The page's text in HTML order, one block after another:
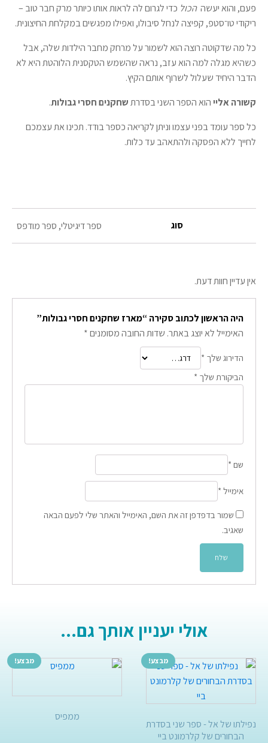
פעם, והוא יעשההכול כדי לגרום לה לראות אותו כיותר מרק חבר טוב –
ריקודי טו־סטפ, קפיצה לנחל סיבולו, ואפילו מפגשים במקלחת החיצונית.
כל מה שדקוטה רוצה הוא לשמור על מרחק מחבר הילדות שלה, אבל
כשהיא מגלה למה הוא עזב, נראה שהשמש הטקסנית הלוהטת היא לא
הדבר היחיד שעלול לשרוף אותם הקיץ.
קשורה אליי הוא הספר השני בסדרתשחקנים חסרי גבולות.
כל ספר עומד בפני עצמו וניתן לקריאה כספר בודד. תכינו את עצמכם
לחייך ללא הפסקה ולהתאהב עד כלות.
סוג ספר דיגיטלי, ספר מודפס
אין עדיין חוות דעת.
היה הראשון לכתוב סקירה “מארז שחקנים חסרי גבולות”
האימייל לא יוצג באתר. שדות החובה מסומנים*
הדירוג שלך *
הביקורת שלך *
שם *
אימייל *
שמור בדפדפן זה את השם, האימייל והאתר שלי לפעם הבאה
שאגיב.
אולי יעניין אותך גם...
מבצע!
נפילתו של אל - ספר שני בסדרת
הבחורים של קלרמונט ביי
מבצע!
ממפיס